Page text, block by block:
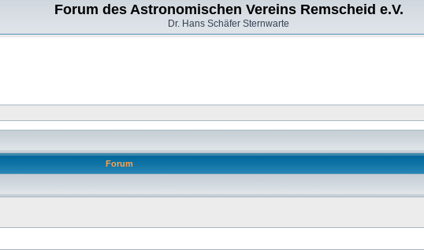
Forum des Astronomischen Vereins Remscheid e.V.
Dr. Hans Schäfer Sternwarte
Forum